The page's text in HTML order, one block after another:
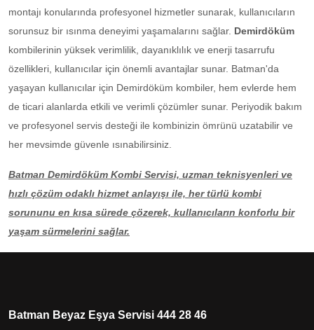
montajı konularında profesyonel hizmetler sunarak, kullanıcıların
sorunsuz bir ısınma deneyimi yaşamalarını sağlar. Demirdöküm
kombilerinin yüksek verimlilik, dayanıklılık ve enerji tasarrufu
özellikleri, kullanıcılar için önemli avantajlar sunar. Batman'da
yaşayan kullanıcılar için Demirdöküm kombiler, hem evlerde hem
de ticari alanlarda etkili ve verimli çözümler sunar. Periyodik bakım
ve profesyonel servis desteği ile kombinizin ömrünü uzatabilir ve
her mevsimde güvenle ısınabilirsiniz.
Batman Demirdöküm Kombi Servisi, uzman teknisyenleri ve
hızlı çözüm odaklı hizmet anlayışı ile, her türlü kombi
sorununu en kısa sürede çözerek, kullanıcıların konforlu bir
yaşam sürmelerini sağlar.
Batman Beyaz Eşya Servisi 444 28 46